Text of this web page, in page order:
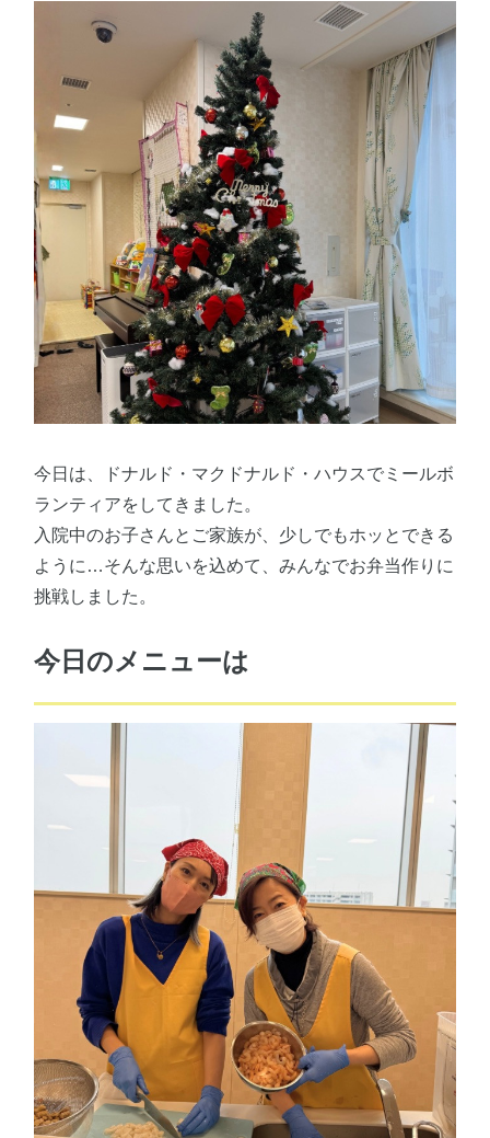
今日は、ドナルド・マクドナルド・ハウスでミールボ
ランティアをしてきました。
入院中のお子さんとご家族が、少しでもホッとできる
ように…そんな思いを込めて、みんなでお弁当作りに
挑戦しました。
今日のメニューは